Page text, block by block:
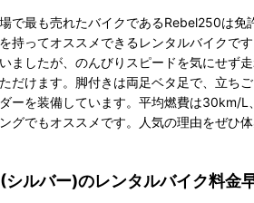
で最も売れたバイクであるRebel250は免
持ってオススメできるレンタルバイクで
ましたが、のんびりスピードを気にせず
だけます。脚付きは両足ベタ足で、立ち
ーを装備しています。平均燃費は30km/L
グでもオススメです。人気の理由をぜひ体
ルバー)のレンタルバイク料金